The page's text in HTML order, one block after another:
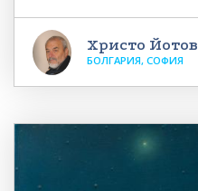
Христо Йотов
БОЛГАРИЯ, СОФИЯ